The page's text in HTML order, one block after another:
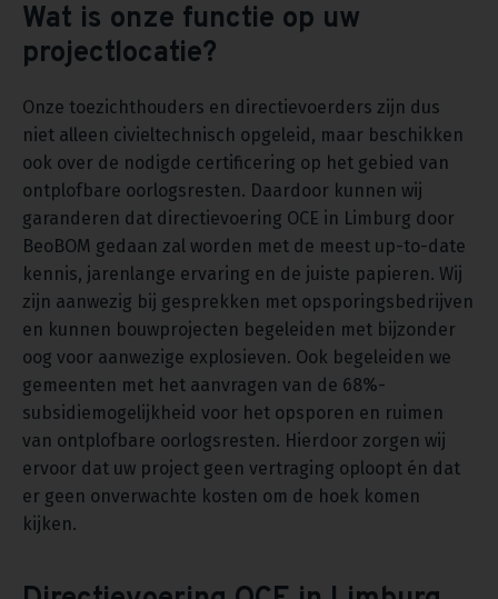
Wat is onze functie op uw
projectlocatie?
Onze toezichthouders en directievoerders zijn dus
niet alleen civieltechnisch opgeleid, maar beschikken
ook over de nodigde certificering op het gebied van
ontplofbare oorlogsresten. Daardoor kunnen wij
garanderen dat directievoering OCE in Limburg door
BeoBOM gedaan zal worden met de meest up-to-date
kennis, jarenlange ervaring en de juiste papieren. Wij
zijn aanwezig bij gesprekken met opsporingsbedrijven
en kunnen bouwprojecten begeleiden met bijzonder
oog voor aanwezige explosieven. Ook begeleiden we
gemeenten met het aanvragen van de 68%-
subsidiemogelijkheid voor het opsporen en ruimen
van ontplofbare oorlogsresten. Hierdoor zorgen wij
ervoor dat uw project geen vertraging oploopt én dat
er geen onverwachte kosten om de hoek komen
kijken.